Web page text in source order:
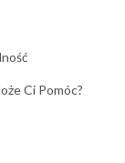
Ci Pomóc?